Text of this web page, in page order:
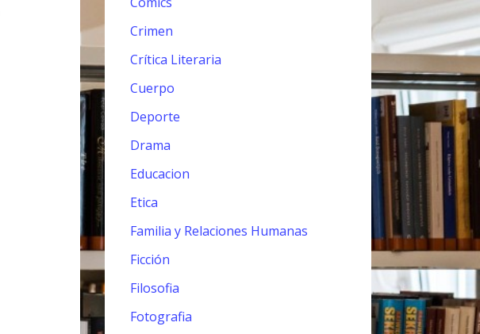
Crimen
Crítica Literaria
Cuerpo
Deporte
Drama
Educacion
Etica
Familia y Relaciones Humanas
Ficción
Filosofia
Fotografia